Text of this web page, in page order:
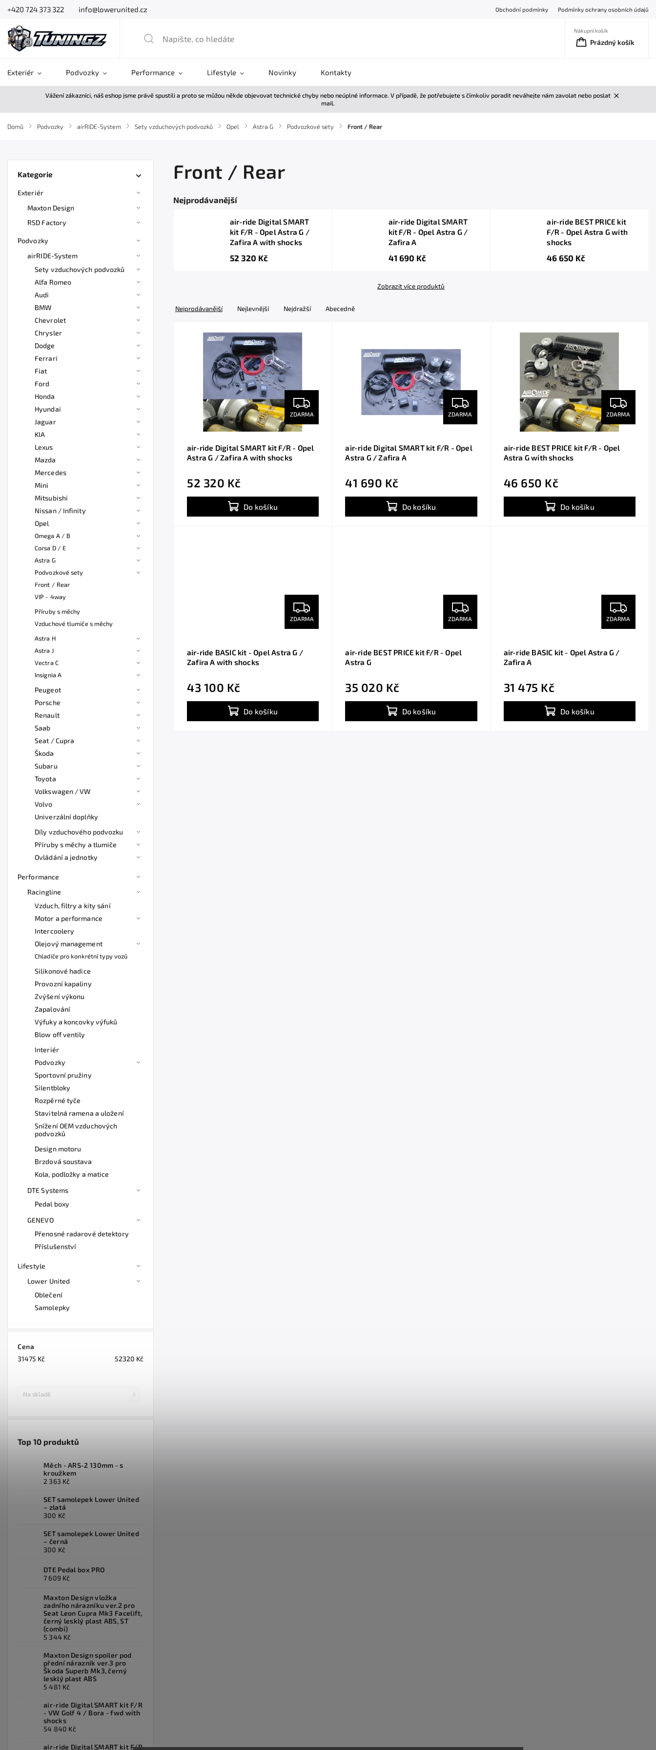
+420 724 373 322 info@lowerunited.cz Obchodní podmínky Podmínky ochrany osobních údajů
Nákupní košík
Prázdný košík
Exteriér Podvozky Performance Lifestyle Novinky Kontakty
Vážení zákazníci, náš eshop jsme právě spustili a proto se můžou někde objevovat technické chyby nebo neúplné informace. V případě, že potřebujete s čímkoliv poradit neváhejte nám zavolat nebo poslat
mail.
Domů / Podvozky / airRIDE-System / Sety vzduchových podvozků / Opel / Astra G / Podvozkové sety / Front / Rear
Kategorie
Exteriér
Maxton Design
RSD Factory
Podvozky
airRIDE-System
Sety vzduchových podvozků
Alfa Romeo
Audi
BMW
Chevrolet
Chrysler
Dodge
Ferrari
Fiat
Ford
Honda
Hyundai
Jaguar
KIA
Lexus
Mazda
Mercedes
Mini
Mitsubishi
Nissan / Infinity
Opel
Omega A / B
Corsa D / E
Astra G
Podvozkové sety
Front / Rear
VIP - 4way
Příruby s měchy
Vzduchové tlumiče s měchy
Astra H
Astra J
Vectra C
Insignia A
Peugeot
Porsche
Renault
Saab
Seat / Cupra
Škoda
Subaru
Toyota
Volkswagen / VW
Volvo
Univerzální doplňky
Díly vzduchového podvozku
Příruby s měchy a tlumiče
Ovládání a jednotky
Performance
Racingline
Vzduch, filtry a kity sání
Motor a performance
Intercoolery
Olejový management
Chladiče pro konkrétní typy vozů
Silikonové hadice
Provozní kapaliny
Zvýšení výkonu
Zapalování
Výfuky a koncovky výfuků
Blow off ventily
Interiér
Podvozky
Sportovní pružiny
Silentbloky
Rozpěrné tyče
Stavitelná ramena a uložení
Snížení OEM vzduchových
podvozků
Design motoru
Brzdová soustava
Kola, podložky a matice
DTE Systems
Pedal boxy
GENEVO
Přenosné radarové detektory
Příslušenství
Lifestyle
Lower United
Oblečení
Samolepky
Cena
31475 Kč 52320 Kč
Na skladě 0
Top 10 produktů
Měch - ARS-2 130mm - s
kroužkem
2 363 Kč
SET samolepek Lower United
– zlatá
300 Kč
SET samolepek Lower United
– černá
300 Kč
DTE Pedal box PRO
7 609 Kč
Maxton Design vložka
zadního nárazníku ver.2 pro
Seat Leon Cupra Mk3 Facelift,
černý lesklý plast ABS, ST
(combi)
5 344 Kč
Maxton Design spoiler pod
přední nárazník ver.3 pro
Škoda Superb Mk3, černý
lesklý plast ABS
5 481 Kč
air-ride Digital SMART kit F/R
- VW Golf 4 / Bora - fwd with
shocks
54 840 Kč
air-ride Digital SMART kit F/R
Front / Rear
Nejprodávanější
air-ride Digital SMART
kit F/R - Opel Astra G /
Zafira A with shocks
52 320 Kč
air-ride Digital SMART
kit F/R - Opel Astra G /
Zafira A
41 690 Kč
air-ride BEST PRICE kit
F/R - Opel Astra G with
shocks
46 650 Kč
Zobrazit více produktů
Nejprodávanější Nejlevnější Nejdražší Abecedně
ZDARMA
air-ride Digital SMART kit F/R - Opel
Astra G / Zafira A with shocks
52 320 Kč
Do košíku
ZDARMA
air-ride Digital SMART kit F/R - Opel
Astra G / Zafira A
41 690 Kč
Do košíku
ZDARMA
air-ride BEST PRICE kit F/R - Opel
Astra G with shocks
46 650 Kč
Do košíku
ZDARMA
air-ride BASIC kit - Opel Astra G /
Zafira A with shocks
43 100 Kč
Do košíku
ZDARMA
air-ride BEST PRICE kit F/R - Opel
Astra G
35 020 Kč
Do košíku
ZDARMA
air-ride BASIC kit - Opel Astra G /
Zafira A
31 475 Kč
Do košíku